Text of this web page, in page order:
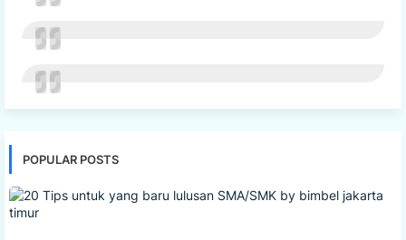
POPULAR POSTS